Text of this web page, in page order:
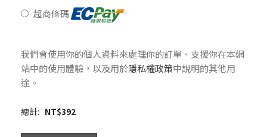
超商條碼
我們會使用你的個人資料來處理你的訂單、支援你在本網
站中的使用體驗，以及用於隱私權政策中說明的其他用
途。
總計: NT$392